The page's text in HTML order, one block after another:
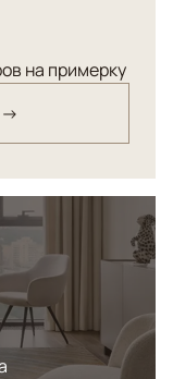
на примерку
→